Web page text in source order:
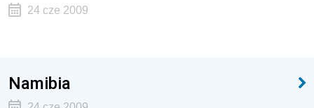
24 cze 2009
Namibia